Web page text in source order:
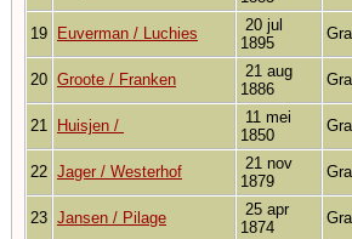
19 Euverman / Luchies
20 jul
1895
20 Groote / Franken
21 aug
1886
21 Huisjen /
11 mei
1850
22 Jager / Westerhof
21 nov
1879
23 Jansen / Pilage
25 apr
1874